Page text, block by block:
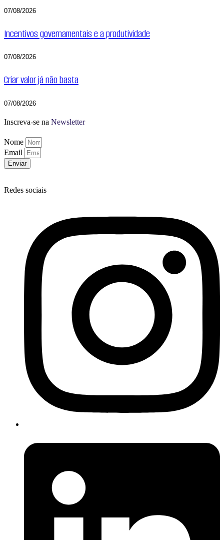
07/08/2026
Incentivos governamentais e a produtividade
07/08/2026
Criar valor já não basta
07/08/2026
Inscreva-se na Newsletter
Nome
Email
Enviar
Redes sociais